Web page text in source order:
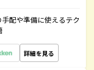
配や準備に使えるテク
詳細を見る